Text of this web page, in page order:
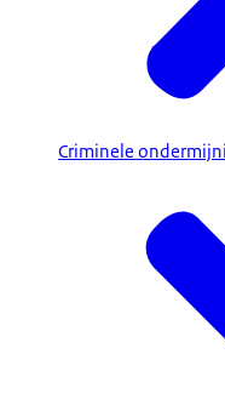
Criminele